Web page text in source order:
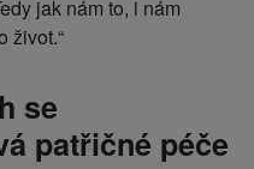
jak nám to, i nám
život.“
se
patřičné péče